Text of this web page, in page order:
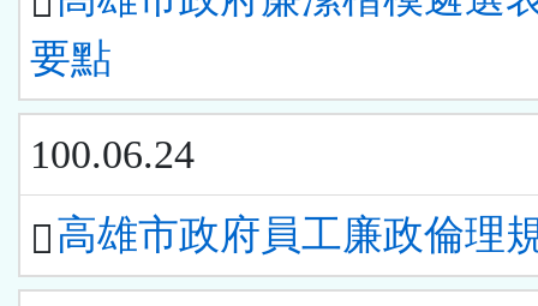
要點
100.06.24
高雄市政府員工廉政倫理